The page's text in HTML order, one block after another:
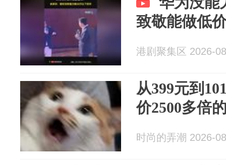
致敬能做低
港剧聚集区 2026-
从399元到
价2500多倍
时尚的弄潮 2026-